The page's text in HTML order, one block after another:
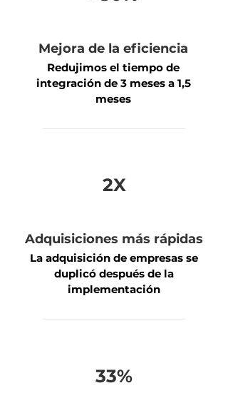
Mejora de la eficiencia
Redujimos el tiempo de
integración de 3 meses a 1,5
meses
2X
Adquisiciones más rápidas
La adquisición de empresas se
duplicó después de la
implementación
33%